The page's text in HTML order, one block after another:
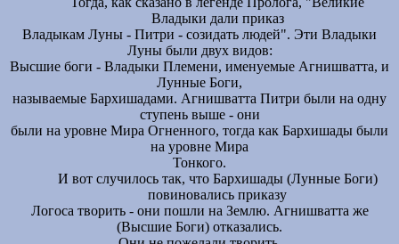
Владыки дали приказ
Владыкам Луны - Питри - созидать людей". Эти Владыки
Луны были двух видов:
Высшие боги - Владыки Племени, именуемые Агнишватта, и
Лунные Боги,
называемые Бархишадами. Агнишватта Питри были на одну
ступень выше - они
были на уровне Мира Огненного, тогда как Бархишады были
на уровне Мира
Тонкого.
И вот случилось так, что Бархишады (Лунные Боги)
повиновались приказу
Логоса творить - они пошли на Землю. Агнишватта же
(Высшие Боги) отказались.